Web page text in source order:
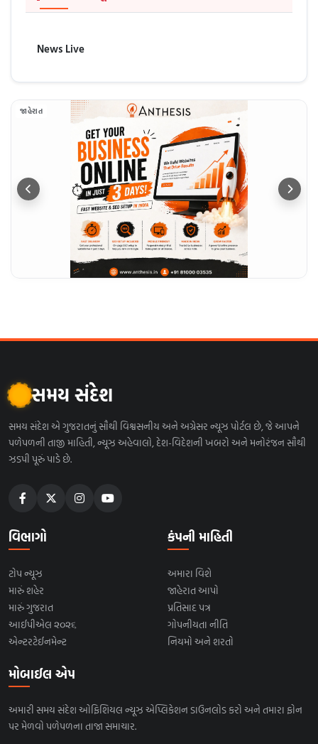
News Live
જાહેરાત
સમય સંદેશ
સમય સંદેશ એ ગુજરાતનું સૌથી વિશ્વસનીય અને અગ્રેસર ન્યૂઝ પોર્ટલ છે, જે આપને
પળેપળની તાજી માહિતી, ન્યૂઝ અહેવાલો, દેશ-વિદેશની ખબરો અને મનોરંજન સૌથી
ઝડપી પૂરું પાડે છે.
વિભાગો
ટોપ ન્યૂઝ
મારું શહેર
મારું ગુજરાત
આઈપીએલ ૨૦૨૬
એન્ટરટેઈનમેન્ટ
કંપની માહિતી
અમારા વિશે
જાહેરાત આપો
પ્રતિસાદ પત્ર
ગોપનીયતા નીતિ
નિયમો અને શરતો
મોબાઈલ એપ
અમારી સમય સંદેશ ઓફિશિયલ ન્યૂઝ એપ્લિકેશન ડાઉનલોડ કરો અને તમારા ફોન
પર મેળવો પળેપળના તાજા સમાચાર.